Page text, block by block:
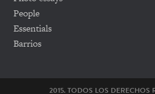
People
Essentials
Barrios
2015. TODOS LOS DERECHOS